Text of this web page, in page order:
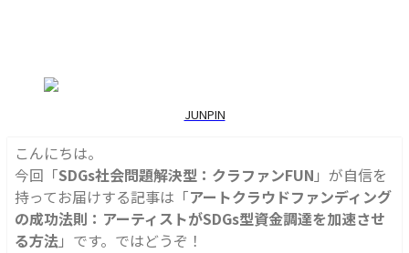
JUNPIN
こんにちは。
今回「SDGs社会問題解決型：クラファンFUN 」が自信を
持ってお届けする記事は「アートクラウドファンディング
の成功法則：アーティストがSDGs型資金調達を加速させ
る方法」です。ではどうぞ！